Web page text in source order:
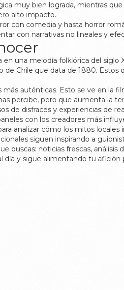
muy bien lograda, mientras
alto impacto.
con comedia y hasta horror
con narrativas no lineales y
en una melodía folklórica del siglo
Chile que data de 1880. Estos
auténticas. Esto se ve en la
percibe, pero que aumenta la
de disfraces y experiencias de
con los creadores más
analizar cómo los mitos
siguen inspirando a
buscas: noticias frescas, análisis
y sigue alimentando tu afición